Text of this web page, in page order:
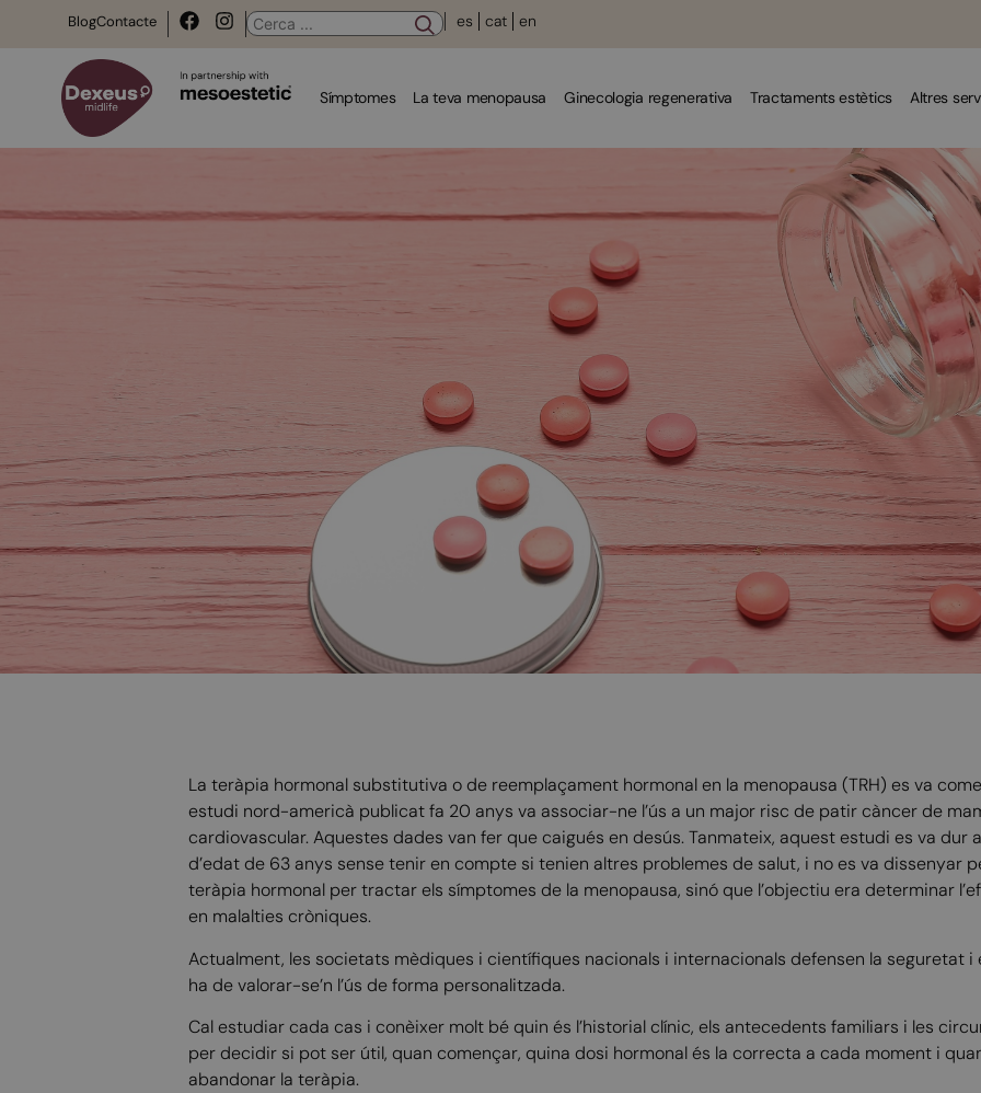
BlogContacte es cat en
Símptomes La teva menopausa Ginecologia regenerativa Tractaments estètics Altres
La teràpia hormonal substitutiva o de reemplaçament hormonal en la menopausa (TRH) es va
estudi nord-americà publicat fa 20 anys va associar-ne l’ús a un major risc de patir càncer de
cardiovascular. Aquestes dades van fer que caigués en desús. Tanmateix, aquest estudi es va dur
d’edat de 63 anys sense tenir en compte si tenien altres problemes de salut, i no es va dissenyar
teràpia hormonal per tractar els símptomes de la menopausa, sinó que l’objectiu era determinar
en malalties cròniques.
Actualment, les societats mèdiques i científiques nacionals i internacionals defensen la seguretat i
ha de valorar-se’n l’ús de forma personalitzada.
Cal estudiar cada cas i conèixer molt bé quin és l’historial clínic, els antecedents familiars i les
per decidir si pot ser útil, quan començar, quina dosi hormonal és la correcta a cada moment i
abandonar la teràpia.